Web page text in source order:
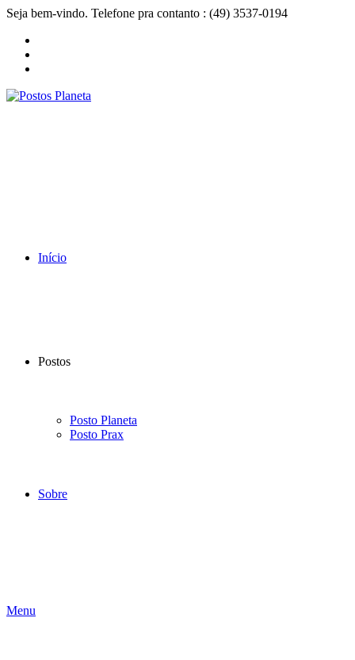
Seja bem-vindo. Telefone pra contanto : (49) 3537-0194
Início
Postos
Posto Planeta
Posto Prax
Sobre
Menu